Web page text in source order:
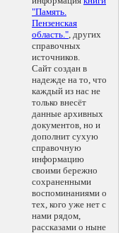
"Память.
Пензенская
область.", других
справочных
источников.
Сайт создан в
надежде на то, что
каждый из нас не
только внесёт
данные архивных
документов, но и
дополнит сухую
справочную
информацию
своими бережно
сохраненными
воспоминаниями о
тех, кого уже нет с
нами рядом,
рассказами о ныне